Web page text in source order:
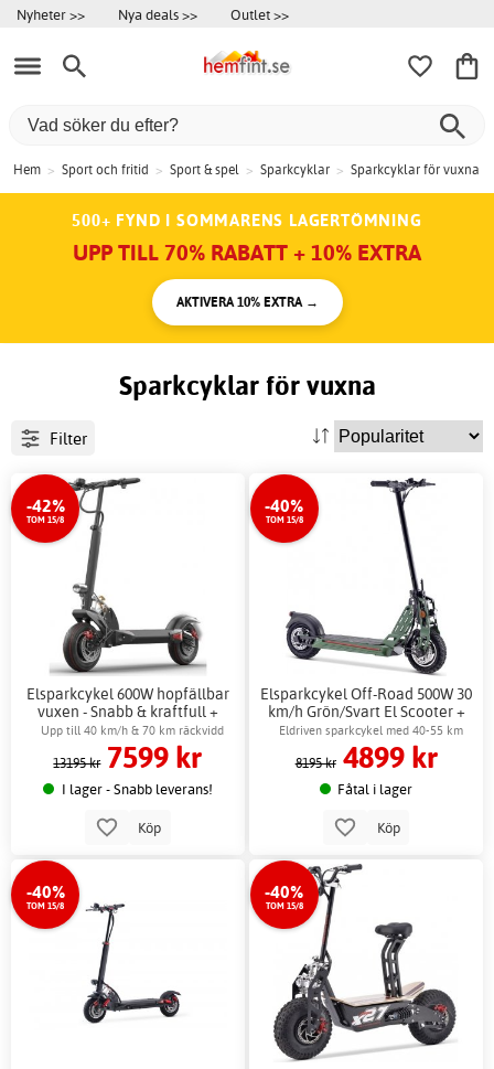
Nyheter >> Nya deals >> Outlet >>
Hem > Sport och fritid > Sport & spel > Sparkcyklar > Sparkcyklar för vuxna
500+ FYND I SOMMARENS LAGERTÖMNING
UPP TILL 70% RABATT + 10% EXTRA
AKTIVERA 10% EXTRA →
Sparkcyklar för vuxna
Filter
-42%
TOM 15/8
Elsparkcykel 600W hopfällbar
vuxen - Snabb & kraftfull +
Låskätting
Upp till 40 km/h & 70 km räckvidd
13195 kr 7599 kr
I lager - Snabb leverans!
Köp
-40%
TOM 15/8
Elsparkcykel Off-Road 500W 30
km/h Grön/Svart El Scooter +
Låskätting
Eldriven sparkcykel med 40-55 km
räckvidd
8195 kr 4899 kr
Fåtal i lager
Köp
-40%
TOM 15/8
-40%
TOM 15/8